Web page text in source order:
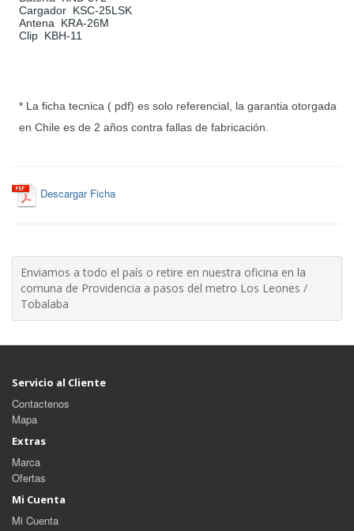
Cargador KSC-25LSK
Antena KRA-26M
Clip KBH-11
* La ficha tecnica ( pdf) es solo referencial, la garantia otorgada
en Chile es de 2 años contra fallas de fabricación.
Descargar Ficha
Enviamos a todo el país o retire en nuestra oficina en la
comuna de Providencia a pasos del metro Los Leones /
Tobalaba
Servicio al Cliente
Contactenos
Mapa
Extras
Marca
Ofertas
Mi Cuenta
Mi Cuenta